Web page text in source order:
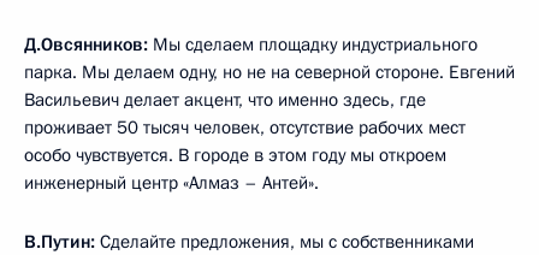
Д.Овсянников: Мы сделаем площадку индустриального
парка. Мы делаем одну, но не на северной стороне. Евгений
Васильевич делает акцент, что именно здесь, где
проживает 50 тысяч человек, отсутствие рабочих мест
особо чувствуется. В городе в этом году мы откроем
инженерный центр «Алмаз – Антей».
В.Путин: Сделайте предложения, мы с собственниками